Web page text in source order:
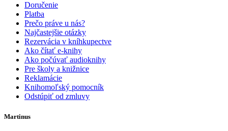
Doručenie
Platba
Prečo práve u nás?
Najčastejšie otázky
Rezervácia v kníhkupectve
Ako čítať e-knihy
Ako počúvať audioknihy
Pre školy a knižnice
Reklamácie
Knihomoľský pomocník
Odstúpiť od zmluvy
Martinus